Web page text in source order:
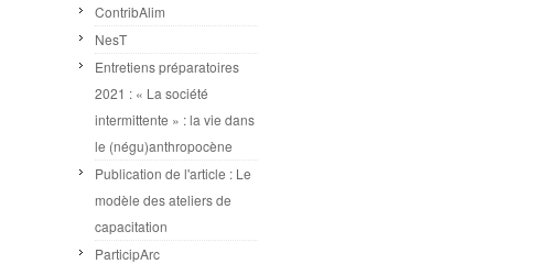
ContribAlim
NesT
Entretiens préparatoires
2021 : « La société
intermittente » : la vie dans
le (négu)anthropocène
Publication de l'article : Le
modèle des ateliers de
capacitation
ParticipArc